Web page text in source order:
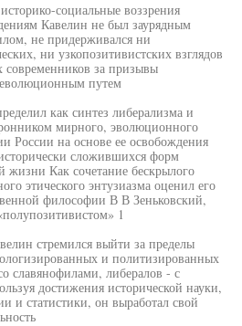
социальные воззрения
Кавелин не был заурядным
не придерживался ни
ни узкопозитивистских взглядов
современников за призывы
путем
как синтез либерализма и
мирного, эволюционного
России на основе ее освобождения
сложившихся форм
жизни Как сочетание бескрылого
этического энтузиазма оценил его
философии В В Зеньковский,
1
стремился выйти за пределы
и политизированных
славянофилами, либералов - с
достижения исторической науки,
и статистики, он выработал свой